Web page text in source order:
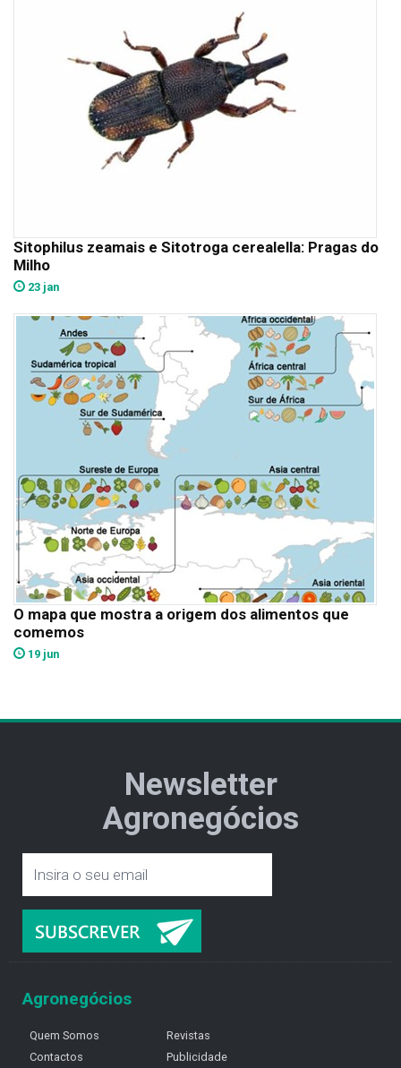
Sitophilus zeamais e Sitotroga cerealella: Pragas do
Milho
23 jan
O mapa que mostra a origem dos alimentos que
comemos
19 jun
Newsletter
Agronegócios
Agronegócios
Quem Somos
Contactos
Revistas
Publicidade